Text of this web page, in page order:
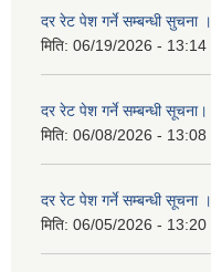
दर रेट पेश गर्ने सम्बन्धी सुचना ।
मिति: 06/19/2026 - 13:14
दर रेट पेश गर्ने सम्बन्धी सूचना।
मिति: 06/08/2026 - 13:08
दर रेट पेश गर्ने सम्बन्धी सूचना ।
मिति: 06/05/2026 - 13:20